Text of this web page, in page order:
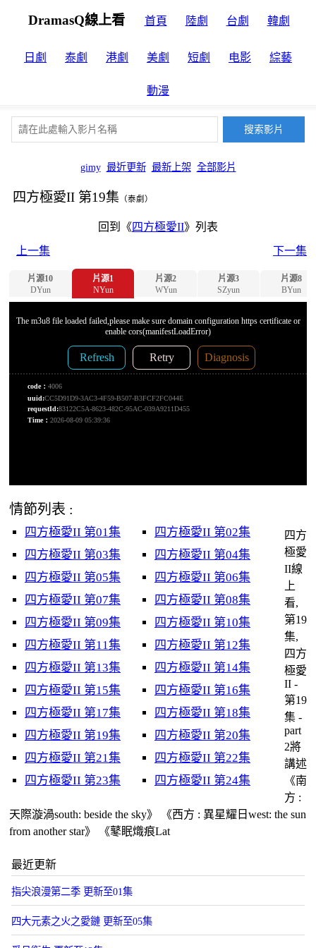
DramasQ線上看 首頁 陸劇 台劇 韓劇
日劇 泰劇 港劇 美劇 短劇 电影 綜藝
動漫
gimy 最近更新 最新上架 全部影片
四方極愛II 第19集 （泰劇）
回到《四方極愛II》列表
上一集
下一集
片源10
DYun
片源1
NYun
片源2
WYun
片源3
SZyun
片源8
BYun
情節列表 :
四方極愛II 第01集
四方極愛II 第02集
四方極愛II 第03集
四方極愛II 第04集
四方極愛II 第05集
四方極愛II 第06集
四方極愛II 第07集
四方極愛II 第08集
四方極愛II 第09集
四方極愛II 第10集
四方極愛II 第11集
四方極愛II 第12集
四方極愛II 第13集
四方極愛II 第14集
四方極愛II 第15集
四方極愛II 第16集
四方極愛II 第17集
四方極愛II 第18集
四方極愛II 第19集
四方極愛II 第20集
四方極愛II 第21集
四方極愛II 第22集
四方極愛II 第23集
四方極愛II 第24集
四方
極愛
II線
上
看,
第19
集,
四方
極愛
II -
第19
集 -
part
2將
講述
《南
方 :
天際漩渦south: beside the sky》 《西方 : 異星耀日west: the sun
from another star》 《鼕眠熾痕Lat
最近更新
指尖浪漫第二季 更新至01集
四大元素之火之愛鏈 更新至05集